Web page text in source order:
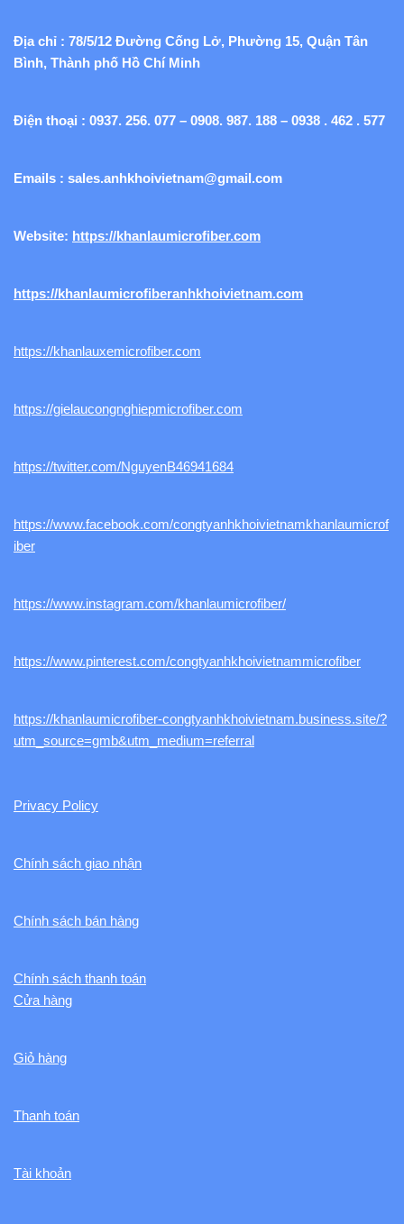
Địa chỉ : 78/5/12 Đường Cống Lở, Phường 15, Quận Tân
Bình, Thành phố Hồ Chí Minh
Điện thoại : 0937. 256. 077 – 0908. 987. 188 – 0938 . 462 . 577
Emails : sales.anhkhoivietnam@gmail.com
Website: https://khanlaumicrofiber.com
https://khanlaumicrofiberanhkhoivietnam.com
https://khanlauxemicrofiber.com
https://gielaucongnghiepmicrofiber.com
https://twitter.com/NguyenB46941684
https://www.facebook.com/congtyanhkhoivietnamkhanlaumicrof
iber
https://www.instagram.com/khanlaumicrofiber/
https://www.pinterest.com/congtyanhkhoivietnammicrofiber
https://khanlaumicrofiber-congtyanhkhoivietnam.business.site/?
utm_source=gmb&utm_medium=referral
Privacy Policy
Chính sách giao nhận
Chính sách bán hàng
Chính sách thanh toán
Cửa hàng
Giỏ hàng
Thanh toán
Tài khoản